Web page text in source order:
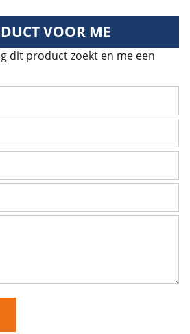
VOOR ME
dit product zoekt en me een